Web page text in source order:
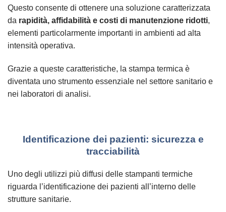
Questo consente di ottenere una soluzione caratterizzata
da rapidità, affidabilità e costi di manutenzione ridotti,
elementi particolarmente importanti in ambienti ad alta
intensità operativa.
Grazie a queste caratteristiche, la stampa termica è
diventata uno strumento essenziale nel settore sanitario e
nei laboratori di analisi.
Identificazione dei pazienti: sicurezza e
tracciabilità
Uno degli utilizzi più diffusi delle stampanti termiche
riguarda l’identificazione dei pazienti all’interno delle
strutture sanitarie.